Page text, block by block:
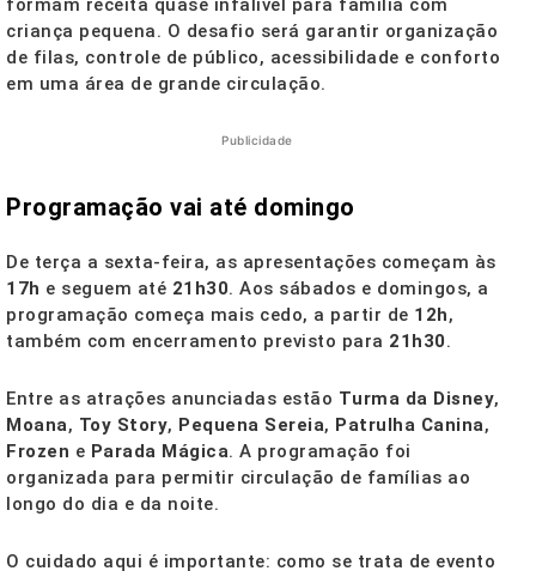
formam receita quase infalível para família com
criança pequena. O desafio será garantir organização
de filas, controle de público, acessibilidade e conforto
em uma área de grande circulação.
Publicidade
Programação vai até domingo
De terça a sexta-feira, as apresentações começam às
17h e seguem até 21h30. Aos sábados e domingos, a
programação começa mais cedo, a partir de 12h,
também com encerramento previsto para 21h30.
Entre as atrações anunciadas estão Turma da Disney,
Moana, Toy Story, Pequena Sereia, Patrulha Canina,
Frozen e Parada Mágica. A programação foi
organizada para permitir circulação de famílias ao
longo do dia e da noite.
O cuidado aqui é importante: como se trata de evento